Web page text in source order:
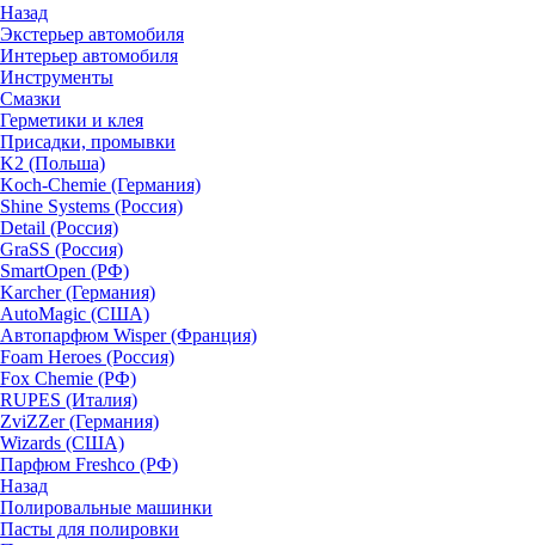
Назад
Экстерьер автомобиля
Интерьер автомобиля
Инструменты
Смазки
Герметики и клея
Присадки, промывки
K2 (Польша)
Koch-Chemie (Германия)
Shine Systems (Россия)
Detail (Россия)
GraSS (Россия)
SmartOpen (РФ)
Karcher (Германия)
AutoMagic (США)
Автопарфюм Wisper (Франция)
Foam Heroes (Россия)
Fox Chemie (РФ)
RUPES (Италия)
ZviZZer (Германия)
Wizards (США)
Парфюм Freshco (РФ)
Назад
Полировальные машинки
Пасты для полировки